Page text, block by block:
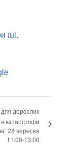
(ul.
для дорослих
катастрофи
28 вересня
11:00-13:00